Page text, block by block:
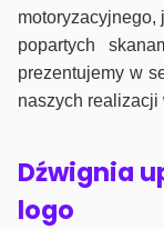
motoryzacyjnego,
popartych
prezentujemy w
naszych
Dźwignia
logo